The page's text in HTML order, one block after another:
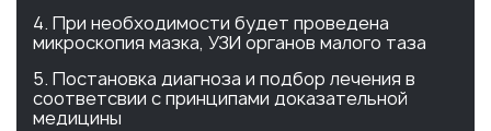
4. При необходимости будет проведена
микроскопия мазка, УЗИ органов малого таза
5. Постановка диагноза и подбор лечения в
соответсвии с принципами доказательной
медицины